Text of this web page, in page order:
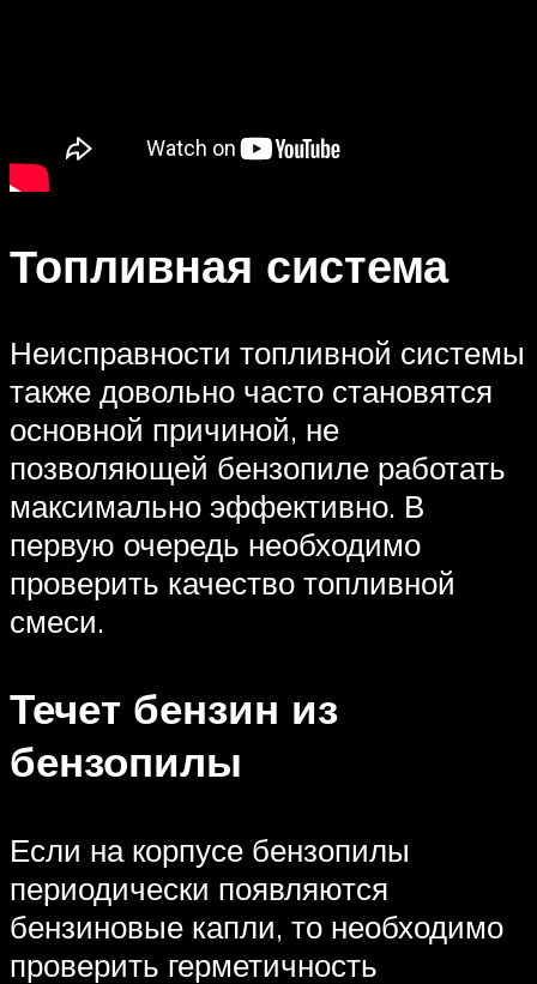
Топливная система
Неисправности топливной системы
также довольно часто становятся
основной причиной, не
позволяющей бензопиле работать
максимально эффективно. В
первую очередь необходимо
проверить качество топливной
смеси.
Течет бензин из
бензопилы
Если на корпусе бензопилы
периодически появляются
бензиновые капли, то необходимо
проверить герметичность